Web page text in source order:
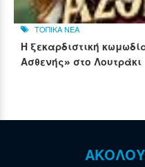
ΤΟΠΙΚΑ ΝΕΑ
Η ξεκαρδιστική
Ασθενής» στο Λουτράκι